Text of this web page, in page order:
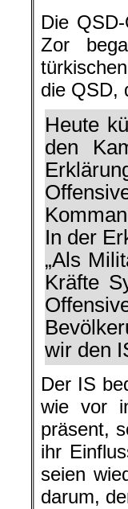
Die
Zor
die QSD,
Heute
den
In der
„Als
Kräfte
wir den
Der IS
wie vor
präsent,
ihr
seien
darum,